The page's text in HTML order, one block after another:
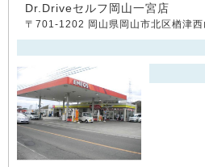
Dr.Driveセルフ岡山一宮店
〒701-1202 岡山県岡山市北区楢津西